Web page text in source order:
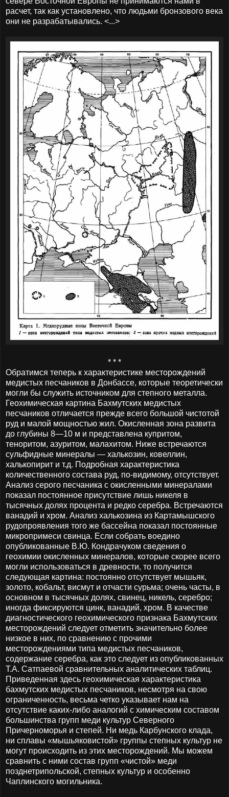
расчет, так как установлено, что людьми бронзового века
они не разрабатывались. <...>
* * *
Обратимся теперь к характеристике месторождений
медистых песчаников в Донбассе, которые теоретически
могли бы служить источником для степного металла.
Геохимическая картина Бахмутских медистых
песчаников отличается прежде всего большой чистотой
руд и малой мощностью жил. Окисленная зона развита
до глубины 8—10 м и представлена купритом,
теноритом, азуритом, малахитом. Ниже встречаются
сульфидные минералы — халькозин, ковеллин,
халькопирит и т.д. Подробная характеристика
количественного состава руд, по-видимому, отсутствует.
Анализ серого песчаника с окисленными минералами
показал постоянное присутствие лишь никеля в
тысячных долях процента и редко серебра. Встречаются
ванадий и хром. Анализ халькозина из Картамышского
рудопроявления того же бассейна показал постоянные
микропримеси свинца. Если собрать воедино
опубликованные В.Ю. Кондрачуком сведения о
геохимии окисленных минералов, которые скорее всего
могли использоваться в древности, то получится
следующая картина: постоянно отсутствует мышьяк,
золото, кобальт, висмут и отчасти сурьма; очень часты, в
основном в тысячных долях, свинец, никель, серебро;
иногда фиксируются цинк, ванадий, хром. В качестве
диагностического геохимического признака Бахмутских
месторождений следует отметить значительно более
низкое в них, по сравнению с прочими
месторождениями типа медистых песчаников,
содержание серебра, как это следует из опубликованных
Т.А. Сатпаевой сравнительных аналитических таблиц.
Приведенная здесь геохимическая характеристика
бахмутских медистых песчаников, несмотря на свою
ограниченность, весьма четко указывает нам на
отсутствие каких-либо аналогий с химическим составом
большинства групп меди культур Северного
Причерноморья и степей. Ни медь Карбунского клада,
ни сплавы «мышьяковистой» группы степных культур не
могут происходить из этих месторождений. Мы можем
сравнить с ними состав групп «чистой» меди
позднетрипольской, степных культур и особенно
Чаплинского могильника.